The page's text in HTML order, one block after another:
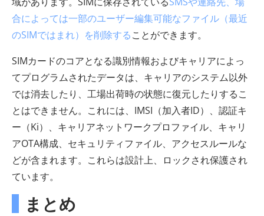
合によっては一部のユーザー編集可能なファイル（最近
のSIMではまれ）を削除することができます。
SIMカードのコアとなる識別情報およびキャリアによっ
てプログラムされたデータは、キャリアのシステム以外
では消去したり、工場出荷時の状態に復元したりするこ
とはできません。これには、IMSI（加入者ID）、認証キ
ー（Ki）、キャリアネットワークプロファイル、キャリ
アOTA構成、セキュリティファイル、アクセスルールな
どが含まれます。これらは設計上、ロックされ保護され
ています。
まとめ